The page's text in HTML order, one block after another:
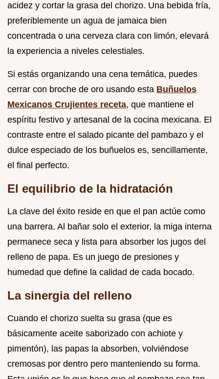
acidez y cortar la grasa del chorizo. Una bebida fría,
preferiblemente un agua de jamaica bien
concentrada o una cerveza clara con limón, elevará
la experiencia a niveles celestiales.
Si estás organizando una cena temática, puedes
cerrar con broche de oro usando esta Buñuelos
Mexicanos Crujientes receta, que mantiene el
espíritu festivo y artesanal de la cocina mexicana. El
contraste entre el salado picante del pambazo y el
dulce especiado de los buñuelos es, sencillamente,
el final perfecto.
El equilibrio de la hidratación
La clave del éxito reside en que el pan actúe como
una barrera. Al bañar solo el exterior, la miga interna
permanece seca y lista para absorber los jugos del
relleno de papa. Es un juego de presiones y
humedad que define la calidad de cada bocado.
La sinergia del relleno
Cuando el chorizo suelta su grasa (que es
básicamente aceite saborizado con achiote y
pimentón), las papas la absorben, volviéndose
cremosas por dentro pero manteniendo su forma.